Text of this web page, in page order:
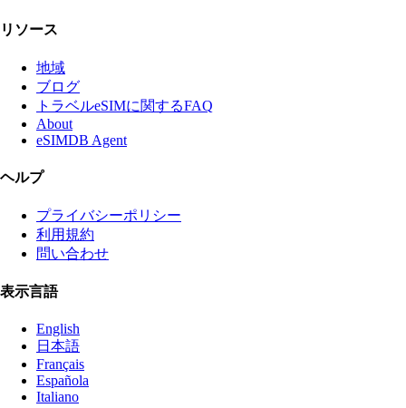
リソース
地域
ブログ
トラベルeSIMに関するFAQ
About
eSIMDB Agent
ヘルプ
プライバシーポリシー
利用規約
問い合わせ
表示言語
English
日本語
Français
Española
Italiano